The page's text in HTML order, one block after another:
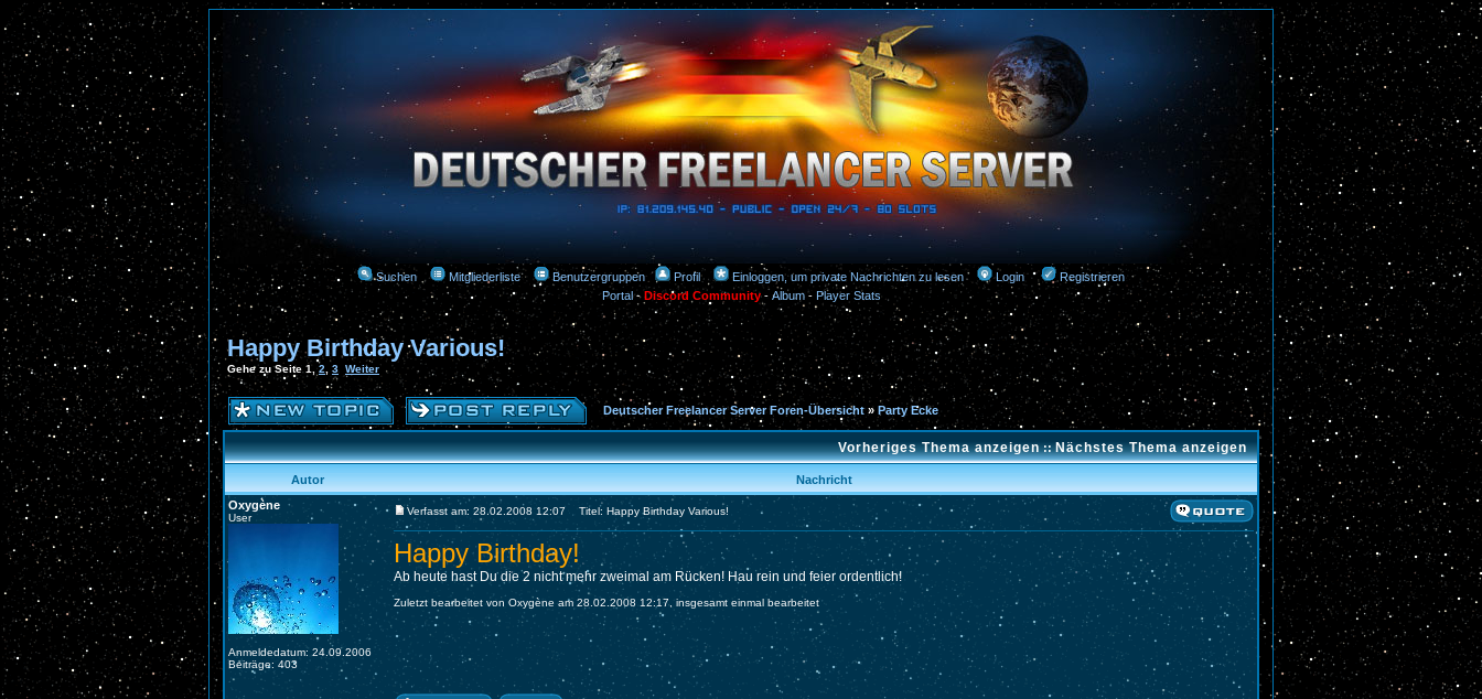
Suchen Mitgliederliste Benutzergruppen Profil Einloggen, um private Nachrichten zu lesen Login
Registrieren
Portal-Discord Community- Album- Player Stats
Happy Birthday Various!
Gehe zu Seite 1 ,2 3 Weiter
Deutscher Freelancer Server Foren-Übersicht» Party Ecke
Vorheriges Thema anzeigen::Nächstes Thema anzeigen
Autor
Nachricht
Oxygène
User
Anmeldedatum: 24.09.2006
Beiträge: 403
Verfasst am: 28.02.2008 12:07 Titel: Happy Birthday Various!
Happy Birthday!
Ab heute hast Du die 2 nicht mehr zweimal am Rücken! Hau rein und feier ordentlich!
Zuletzt bearbeitet von Oxygène am 28.02.2008 12:17, insgesamt einmal bearbeitet